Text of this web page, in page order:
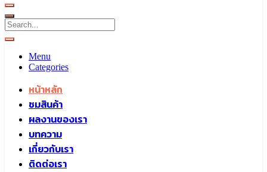
Menu
Categories
หน้าหลัก
ชมสินค้า
ผลงานของเรา
บทความ
เกี่ยวกับเรา
ติดต่อเรา